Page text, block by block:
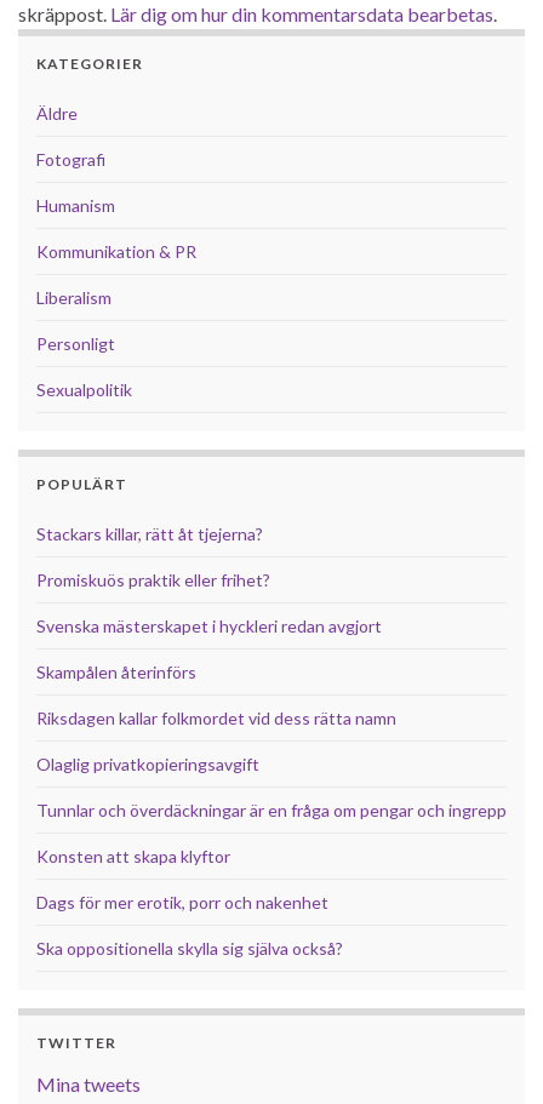
skräppost. Lär dig om hur din kommentarsdata bearbetas.
KATEGORIER
Äldre
Fotografi
Humanism
Kommunikation & PR
Liberalism
Personligt
Sexualpolitik
POPULÄRT
Stackars killar, rätt åt tjejerna?
Promiskuös praktik eller frihet?
Svenska mästerskapet i hyckleri redan avgjort
Skampålen återinförs
Riksdagen kallar folkmordet vid dess rätta namn
Olaglig privatkopieringsavgift
Tunnlar och överdäckningar är en fråga om pengar och ingrepp
Konsten att skapa klyftor
Dags för mer erotik, porr och nakenhet
Ska oppositionella skylla sig själva också?
TWITTER
Mina tweets